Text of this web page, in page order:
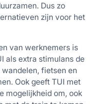
Dus zo
zijn voor het
van werknemers is
als extra stimulans de
fietsen en
Ook geeft TUI met
mogelijkheid om, ook